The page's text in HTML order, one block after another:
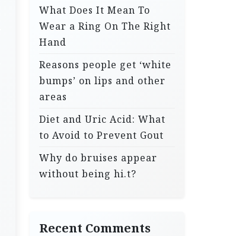
What Does It Mean To
Wear a Ring On The Right
Hand
Reasons people get ‘white
bumps’ on lips and other
areas
Diet and Uric Acid: What
to Avoid to Prevent Gout
Why do bruises appear
without being hi.t?
Recent Comments